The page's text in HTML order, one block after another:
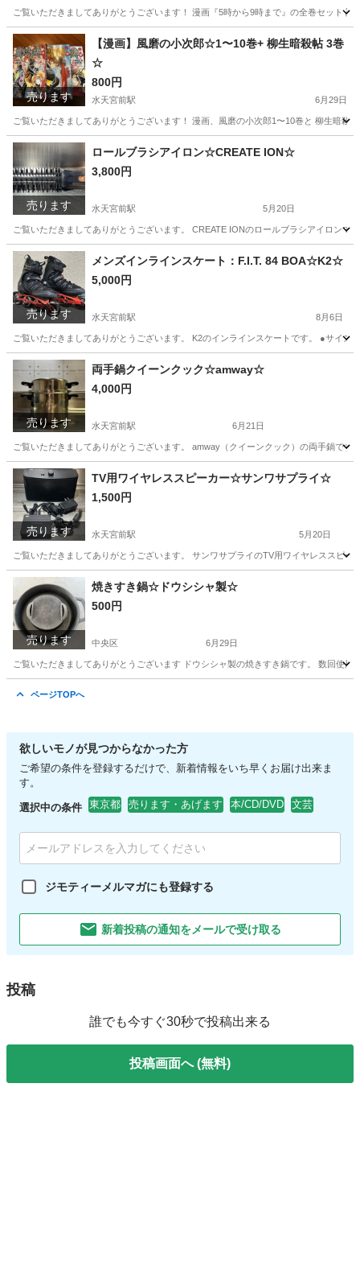
ご覧いただきましてありがとうございます！ 漫画『5時から9時まで』の全巻セット
東京 中央区 新富町駅 マンガ、コミック、アニメ 漫画
売ります
【漫画】風磨の小次郎☆1〜10巻+ 柳生暗殺帖 3巻
☆
800円
水天宮前駅 6月29日
ご覧いただきましてありがとうございます！ 漫画、風磨の小次郎1〜10巻と 柳生暗
東京 中央区 水天宮前駅 その他
売ります
ロールブラシアイロン☆CREATE ION☆
3,800円
水天宮前駅 5月20日
ご覧いただきましてありがとうございます。 CREATE IONのロールブラシアイロン
東京 中央区 水天宮前駅 美容家電 ロールブラシアイロン
売ります
メンズインラインスケート：F.I.T. 84 BOA☆K2☆
5,000円
水天宮前駅 8月6日
ご覧いただきましてありがとうございます。 K2のインラインスケートです。 ●サイ
東京 中央区 水天宮前駅 その他
売ります
両手鍋クイーンクック☆amway☆
4,000円
水天宮前駅 6月21日
ご覧いただきましてありがとうございます。 amway（クイーンクック）の両手鍋で
東京 中央区 水天宮前駅 調理器具
売ります
TV用ワイヤレススピーカー☆サンワサプライ☆
1,500円
水天宮前駅 5月20日
ご覧いただきましてありがとうございます。 サンワサプライのTV用ワイヤレススピ
東京 中央区 水天宮前駅 テレビ ワイヤレススピーカー
売ります
焼きすき鍋☆ドウシシャ製☆
500円
中央区 6月29日
ご覧いただきましてありがとうございます ドウシシャ製の焼きすき鍋です。 数回使
ページTOPへ
欲しいモノが見つからなかった方
ご希望の条件を登録するだけで、新着情報をいち早くお届け出来ま
す。
選択中の条件 東京都 売ります・あげます 本/CD/DVD 文芸
ジモティーメルマガにも登録する
新着投稿の通知をメールで受け取る
投稿
誰でも今すぐ30秒で投稿出来る
投稿画面へ (無料)